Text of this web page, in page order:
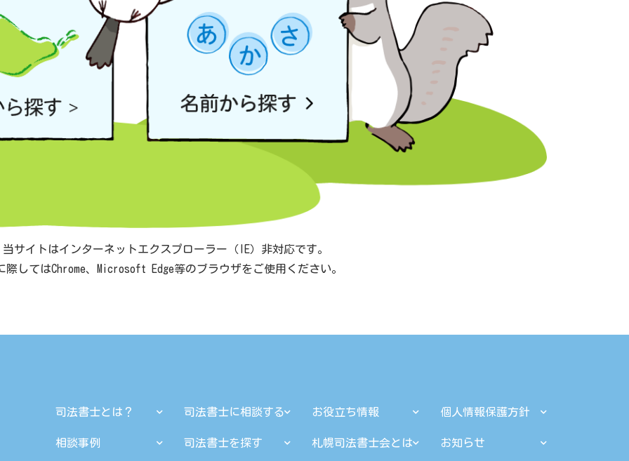
サイトはインターネットエクスプローラー（IE）非対応です。
際してはChrome、Microsoft Edge等のブラウザをご使用ください。
司法書士とは？ 司法書士に相談する お役立ち情報 個人情報保護方針
相談事例 司法書士を探す 札幌司法書士会とは お知らせ